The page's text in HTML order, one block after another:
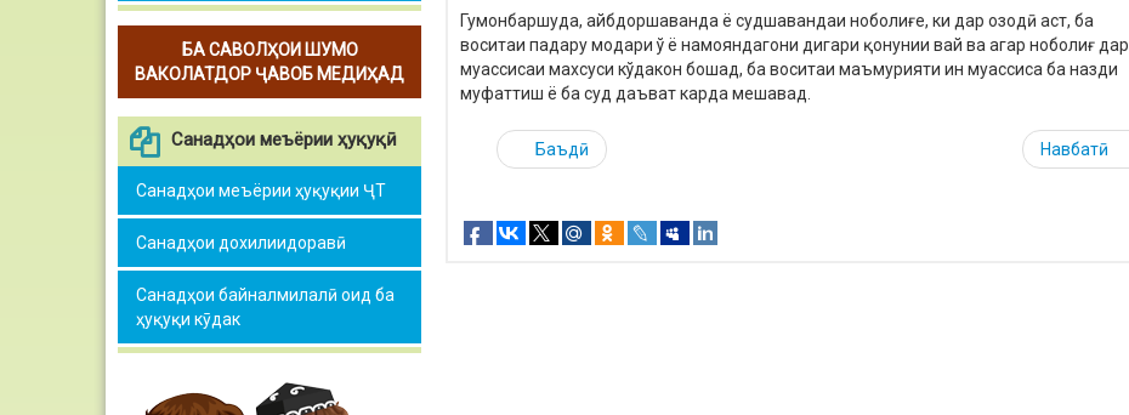
БА САВОЛҲОИ ШУМО
ВАКОЛАТДОР ҶАВОБ МЕДИҲАД
Санадҳои меъёрии ҳуқуқӣ
Санадҳои меъёрии ҳуқуқии ҶТ
Санадҳои дохилиидоравӣ
Санадҳои байналмилалӣ оид ба
ҳуқуқи кӯдак
Гумонбаршуда, айбдоршаванда ё судшавандаи ноболиғе, ки дар озодӣ аст, ба
воситаи падару модари ў ё намояндагони дигари қонунии вай ва агар ноболиғ дар
муассисаи махсуси кўдакон бошад, ба воситаи маъмурияти ин муассиса ба назди
муфаттиш ё ба суд даъват карда мешавад.
Баъдӣ Навбатӣ